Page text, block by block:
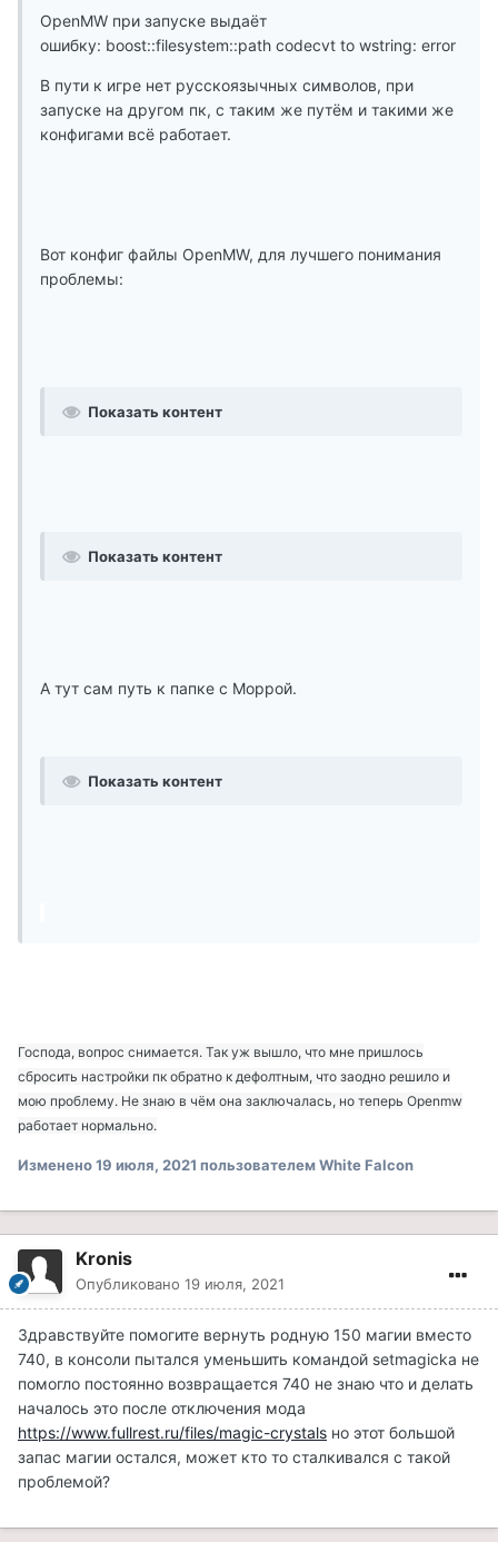
OpenMW при запуске выдаёт
ошибку: boost::filesystem::path codecvt to wstring: error
В пути к игре нет русскоязычных символов, при
запуске на другом пк, с таким же путём и такими же
конфигами всё работает.
Вот конфиг файлы OpenMW, для лучшего понимания
проблемы:
Показать контент
Показать контент
А тут сам путь к папке с Моррой.
Показать контент
Господа, вопрос снимается. Так уж вышло, что мне пришлось
сбросить настройки пк обратно к дефолтным, что заодно решило и
мою проблему. Не знаю в чём она заключалась, но теперь Openmw
работает нормально.
Изменено19 июля, 2021 пользователем White Falcon
Kronis
Опубликовано 19 июля, 2021
Здравствуйте помогите вернуть родную 150 магии вместо
740, в консоли пытался уменьшить командой setmagicka не
помогло постоянно возвращается 740 не знаю что и делать
началось это после отключения мода
https://www.fullrest.ru/files/magic-crystals но этот большой
запас магии остался, может кто то сталкивался с такой
проблемой?